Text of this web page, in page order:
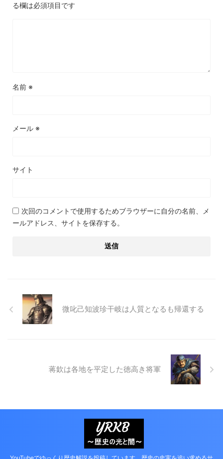
る欄は必須項目です
名前 ※
メール ※
サイト
次回のコメントで使用するためブラウザーに自分の名前、メ
ールアドレス、サイトを保存する。
微叱己知波珍干岐は人質となるも帰還する
蒋欽は各地を平定した徳高き将軍